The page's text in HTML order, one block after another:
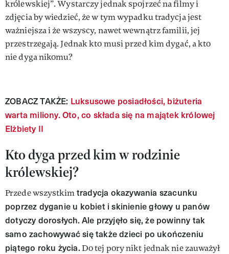
królewskiej”. Wystarczy jednak spojrzeć na filmy i
zdjęcia by wiedzieć, że w tym wypadku tradycja jest
ważniejsza i że wszyscy, nawet wewnątrz familii, jej
przestrzegają. Jednak kto musi przed kim dygać, a kto
nie dyga nikomu?
ZOBACZ TAKŻE: Luksusowe posiadłości, biżuteria
warta miliony. Oto, co składa się na majątek królowej
Elżbiety II
Kto dyga przed kim w rodzinie
królewskiej?
Przede wszystkimtradycja okazywania szacunku
poprzez dyganie u kobiet i skinienie głowy u panów
dotyczy dorosłych. Ale przyjęło się, że powinny tak
samo zachowywać się także dzieci po ukończeniu
piątego roku życia.Do tej pory nikt jednak nie zauważył